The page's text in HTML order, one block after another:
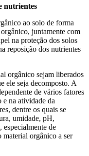
nutrientes
ao solo de forma
juntamente com
na proteção dos solos
reposição dos nutrientes
orgânico sejam liberados
ele seja decomposto. A
de vários fatores
e na atividade da
dentre os quais se
umidade, pH,
especialmente de
material orgânico a ser